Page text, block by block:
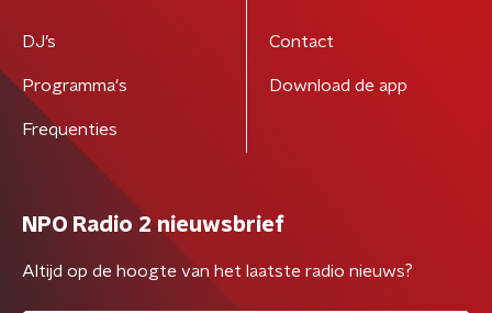
DJ’s
Programma's
Frequenties
Contact
Download de app
NPO Radio 2 nieuwsbrief
Altijd op de hoogte van het laatste radio nieuws?